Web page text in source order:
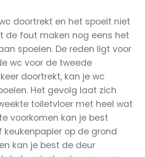
doortrekt en het spoelt niet
de fout maken nog eens het
spoelen. De reden ligt voor
wc voor de tweede
doortrekt, kan je wc
Het gevolg laat zich
toiletvloer met heel wat
voorkomen kan je best
keukenpapier op de grond
kan je best de deur